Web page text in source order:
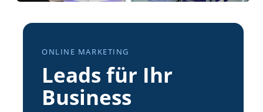
ONLINE MARKETING
Leads für Ihr
Business